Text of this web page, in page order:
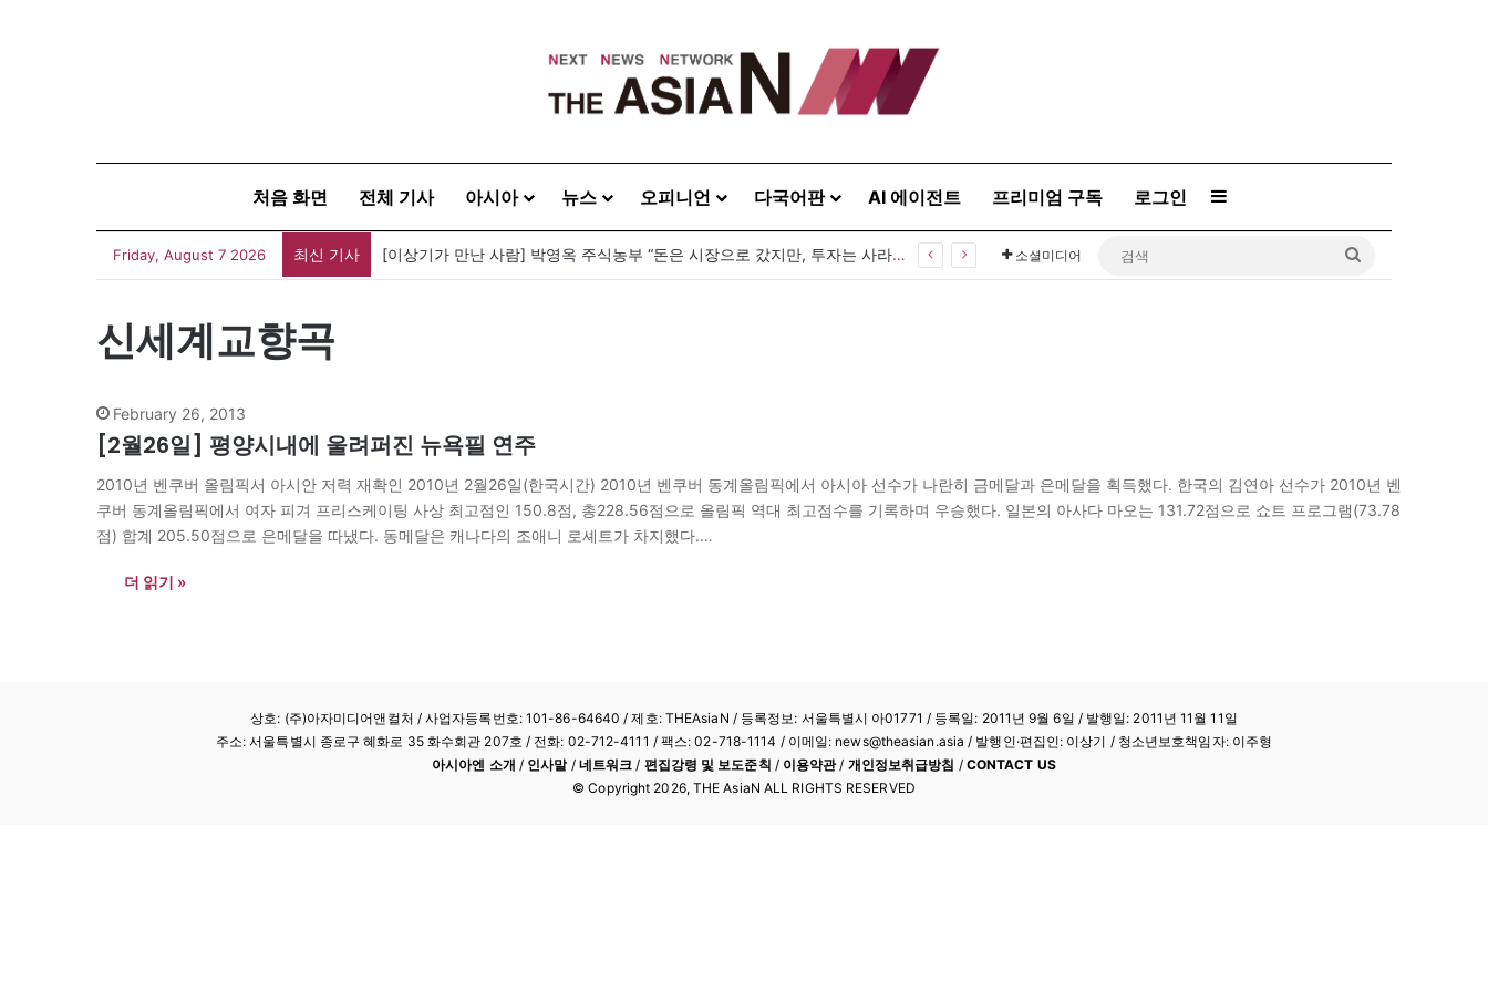
처음 화면 전체 기사 아시아 뉴스 오피니언 다국어판 AI 에이전트 프리미엄 구독 로그인 Sidebar
Friday, August 7 2026 최신 기사 [이상기가 만난 사람] 박영옥 주식농부 “돈은 시장으로 갔지만, 투자는 사라지고 거래만 남았다” 소셜미디어
신세계교향곡
February 26, 2013
[2월26일] 평양시내에 울려퍼진 뉴욕필 연주
2010년 벤쿠버 올림픽서 아시안 저력 재확인 2010년 2월26일(한국시간) 2010년 벤쿠버 동계올림픽에서 아시아 선수가 나란히 금메달과 은메달을 획득했다. 한국의 김연아 선수가 2010년 벤
쿠버 동계올림픽에서 여자 피겨 프리스케이팅 사상 최고점인 150.8점, 총228.56점으로 올림픽 역대 최고점수를 기록하며 우승했다. 일본의 아사다 마오는 131.72점으로 쇼트 프로그램(73.78
점) 합계 205.50점으로 은메달을 따냈다. 동메달은 캐나다의 조애니 로셰트가 차지했다.…
더 읽기 »
상호: (주)아자미디어앤컬처 /사업자등록번호: 101-86-64640 / 제호: THEAsiaN / 등록정보: 서울특별시 아01771 / 등록일: 2011년 9월 6일 / 발행일: 2011년 11월 11일
주소: 서울특별시 종로구 혜화로 35 화수회관 207호 / 전화: 02-712-4111 / 팩스: 02-718-1114 / 이메일: news@theasian.asia / 발행인·편집인: 이상기 / 청소년보호책임자: 이주형
아시아엔 소개 / 인사말/ 네트워크 / 편집강령 및 보도준칙 / 이용약관/ 개인정보취급방침 / CONTACT US
© Copyright 2026, THE AsiaN ALL RIGHTS RESERVED